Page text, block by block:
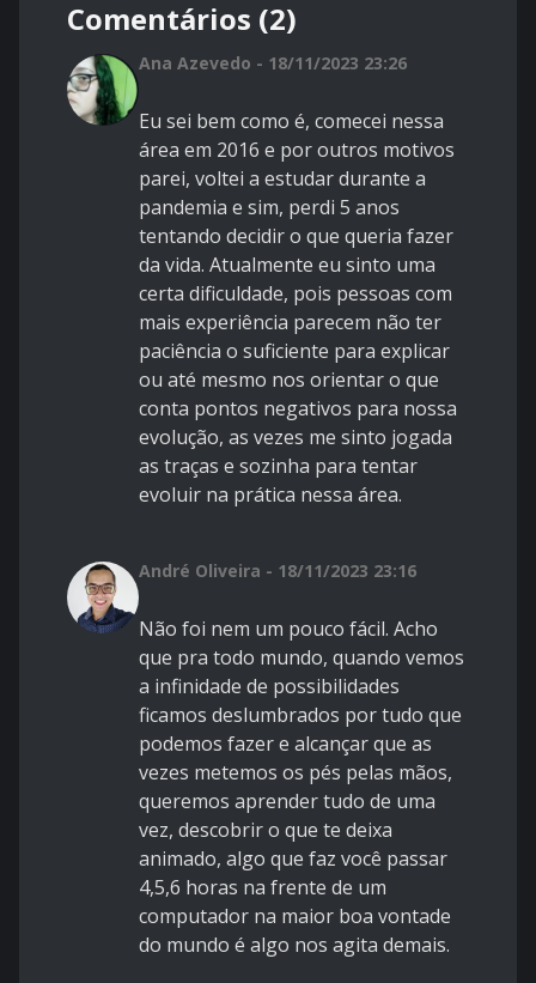
Comentários (2)
Ana Azevedo - 18/11/2023 23:26
Eu sei bem como é, comecei nessa
área em 2016 e por outros motivos
parei, voltei a estudar durante a
pandemia e sim, perdi 5 anos
tentando decidir o que queria fazer
da vida. Atualmente eu sinto uma
certa dificuldade, pois pessoas com
mais experiência parecem não ter
paciência o suficiente para explicar
ou até mesmo nos orientar o que
conta pontos negativos para nossa
evolução, as vezes me sinto jogada
as traças e sozinha para tentar
evoluir na prática nessa área.
André Oliveira - 18/11/2023 23:16
Não foi nem um pouco fácil. Acho
que pra todo mundo, quando vemos
a infinidade de possibilidades
ficamos deslumbrados por tudo que
podemos fazer e alcançar que as
vezes metemos os pés pelas mãos,
queremos aprender tudo de uma
vez, descobrir o que te deixa
animado, algo que faz você passar
4,5,6 horas na frente de um
computador na maior boa vontade
do mundo é algo nos agita demais.